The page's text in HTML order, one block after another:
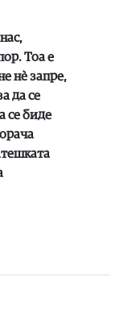
Тоа е
нè запре,
да се
се биде